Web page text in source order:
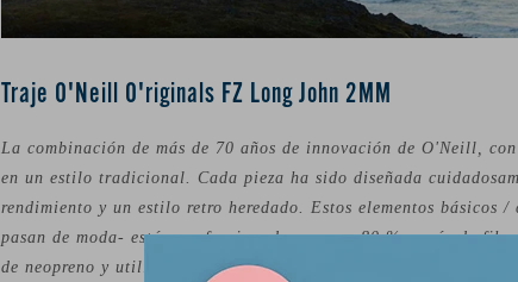
Traje O'Neill O'riginals FZ Long John 2MM
La combinación de más de 70 años de innovación de O'Neill,
en un estilo tradicional. Cada pieza ha sido diseñada
rendimiento y un estilo retro heredado. Estos elementos básicos
pasan de moda- están confeccionados con un 80 % o más de
de neopreno y utilizan espumas Eco Yulex.